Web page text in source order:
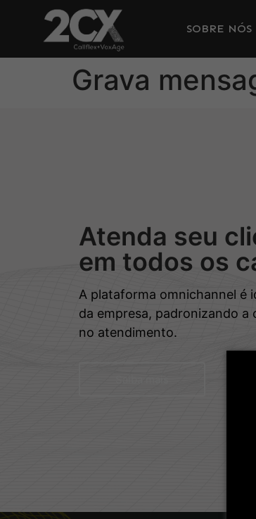
SOBRE NÓS
Grava
Atenda seu
em todos os
A plataforma omnichannel é
da empresa, padronizando
no atendimento.